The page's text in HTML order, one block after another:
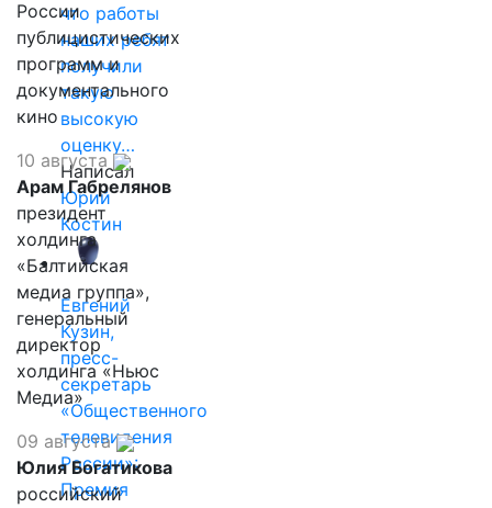
что работы
наших ребят
получили
такую
высокую
оценку…
Написал
Юрий
Костин
Евгений
Кузин,
пресс-
секретарь
«Общественного
телевидения
России»:
Премия
России
публицистических
программ и
документального
кино
10 августа
Арам Габрелянов
президент
холдинга
«Балтийская
медиа группа»,
генеральный
директор
холдинга «Ньюс
Медиа»
09 августа
Юлия Богатикова
российский